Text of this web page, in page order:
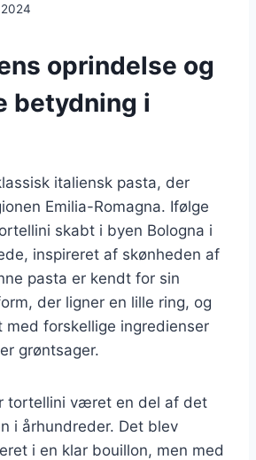
oprindelse og
betydning i
italiensk pasta, der
Emilia-Romagna. Ifølge
skabt i byen Bologna i
inspireret af skønheden af
pasta er kendt for sin
der ligner en lille ring, og
forskellige ingredienser
grøntsager.
tortellini været en del af det
i århundreder. Det blev
i en klar bouillon, men med